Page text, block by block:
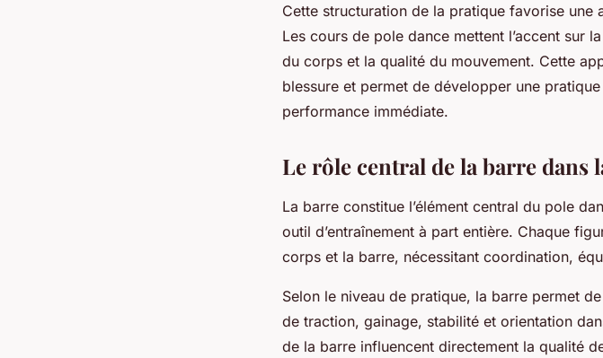
Cette structuration de la pratique favorise
Les cours de pole dance mettent l’accent sur
du corps et la qualité du mouvement. Cette
blessure et permet de développer une
performance immédiate.
Le rôle central de la barre dans
La barre constitue l’élément central du pole
outil d’entraînement à part entière. Chaque
corps et la barre, nécessitant coordination,
Selon le niveau de pratique, la barre permet
de traction, gainage, stabilité et orientation
de la barre influencent directement la qualité